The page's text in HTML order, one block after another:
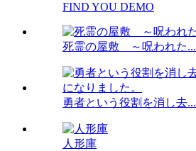
FIND YOU DEMO
死霊の屋敷 ～呪われた...
勇者という役割を消し去...
人形庫